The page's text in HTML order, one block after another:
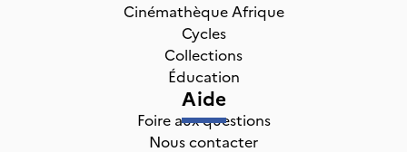
Cinémathèque Afrique
Cycles
Collections
Éducation
Aide
Foire aux questions
Nous contacter